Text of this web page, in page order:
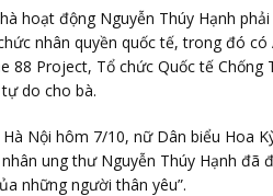
hoạt động Nguyễn Thúy Hạnh
nhân quyền quốc tế, trong đó
88 Project, Tổ chức Quốc tế
do cho bà.
Nội hôm 7/10, nữ Dân biểu Hoa
ung thư Nguyễn Thúy Hạnh
những người thân yêu”.